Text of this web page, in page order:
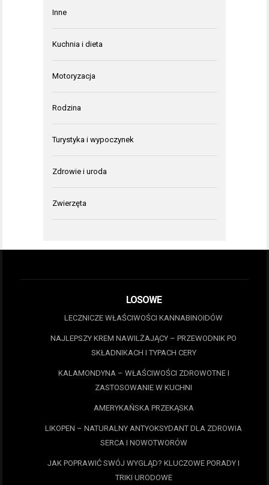
Inne
Kuchnia i dieta
Motoryzacja
Rodzina
Turystyka i wypoczynek
Zdrowie i uroda
Zwierzęta
LOSOWE
LECZNICZE WŁAŚCIWOŚCI KANNABINOIDÓW
NAJLEPSZY KREM NAWILŻAJĄCY – PRZEWODNIK PO
SKŁADNIKACH I TYPACH CERY
KALAMONDYNA – WŁAŚCIWOŚCI ZDROWOTNE I
ZASTOSOWANIE W KUCHNI
AMERYKAŃSKA PRZEKĄSKA
LIKOPEN – NATURALNY ANTYOKSYDANT DLA ZDROWIA
SERCA I NOWOTWORÓW
JAK POPRAWIĆ SWÓJ WYGLĄD? KLUCZOWE PORADY I
TRIKI URODOWE